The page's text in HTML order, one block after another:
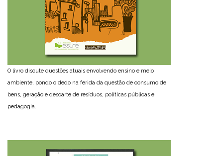
O livro discute questões atuais envolvendo ensino e meio
ambiente, pondo o dedo na ferida da questão de consumo de
bens, geração e descarte de resíduos, políticas públicas e
pedagogia.